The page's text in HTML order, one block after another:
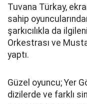
Tuvana Türkay,
sahip
şarkıcılıkla da
Orkestrası ve
yaptı.
Güzel oyuncu; Yer
dizilerde ve farklı